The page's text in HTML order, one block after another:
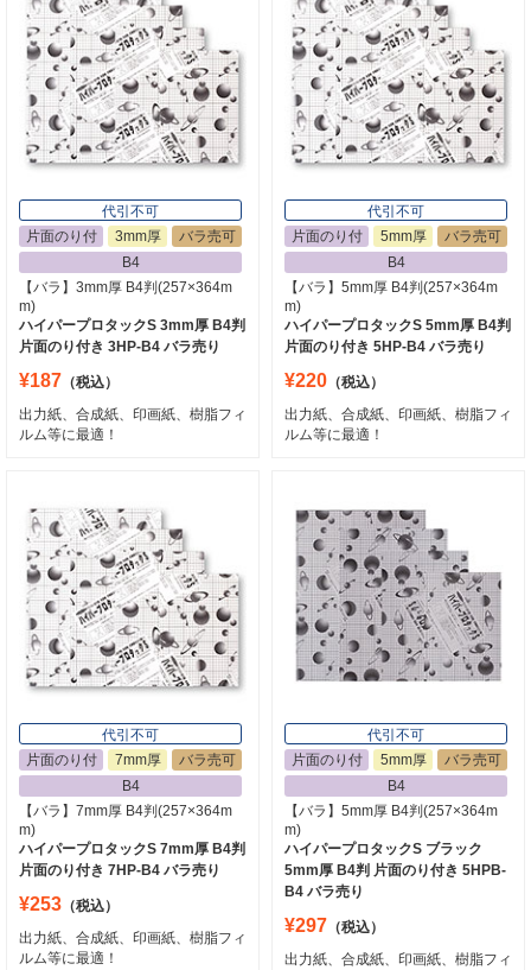
代引不可
片面のり付
3mm厚
バラ売可
B4
【バラ】3mm厚 B4判(257×364m
m)
ハイパープロタックS 3mm厚 B4判
片面のり付き 3HP-B4 バラ売り
¥187 （税込）
出力紙、合成紙、印画紙、樹脂フィ
ルム等に最適！
代引不可
片面のり付
5mm厚
バラ売可
B4
【バラ】5mm厚 B4判(257×364m
m)
ハイパープロタックS 5mm厚 B4判
片面のり付き 5HP-B4 バラ売り
¥220 （税込）
出力紙、合成紙、印画紙、樹脂フィ
ルム等に最適！
代引不可
片面のり付
7mm厚
バラ売可
B4
【バラ】7mm厚 B4判(257×364m
m)
ハイパープロタックS 7mm厚 B4判
片面のり付き 7HP-B4 バラ売り
¥253 （税込）
出力紙、合成紙、印画紙、樹脂フィ
ルム等に最適！
代引不可
片面のり付
5mm厚
バラ売可
B4
【バラ】5mm厚 B4判(257×364m
m)
ハイパープロタックS ブラック
5mm厚 B4判 片面のり付き 5HPB-
B4 バラ売り
¥297 （税込）
出力紙、合成紙、印画紙、樹脂フィ